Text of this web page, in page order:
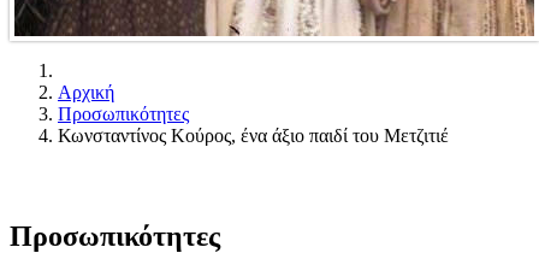
Αρχική
Προσωπικότητες
Κωνσταντίνος Κούρος, ένα άξιο παιδί του Μετζιτιέ
Προσωπικότητες